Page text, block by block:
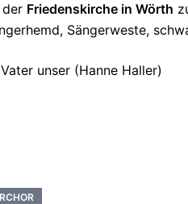
der Friedenskirche in Wörth
Sängerweste,
unser (Hanne Haller)